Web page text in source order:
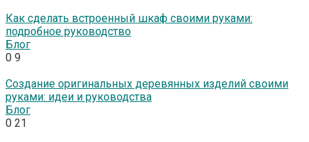
Как сделать встроенный шкаф своими руками:
подробное руководство
Блог
0 9
Создание оригинальных деревянных изделий своими
руками: идеи и руководства
Блог
0 21